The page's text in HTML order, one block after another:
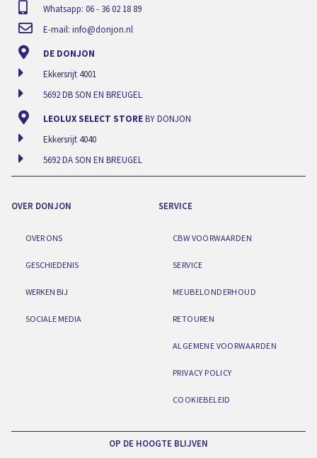
Whatsapp: 06 - 36 02 18 89
E-mail: info@donjon.nl
DE DONJON
Ekkersrijt 4001
5692 DB SON EN BREUGEL
LEOLUX SELECT STOREBY DONJON
Ekkersrijt 4040
5692 DA SON EN BREUGEL
OVER DONJON
OVER ONS
GESCHIEDENIS
WERKEN BIJ
SOCIALE MEDIA
SERVICE
CBW VOORWAARDEN
SERVICE
MEUBELONDERHOUD
RETOUREN
ALGEMENE VOORWAARDEN
PRIVACY POLICY
COOKIEBELEID
OP DE HOOGTE BLIJVEN